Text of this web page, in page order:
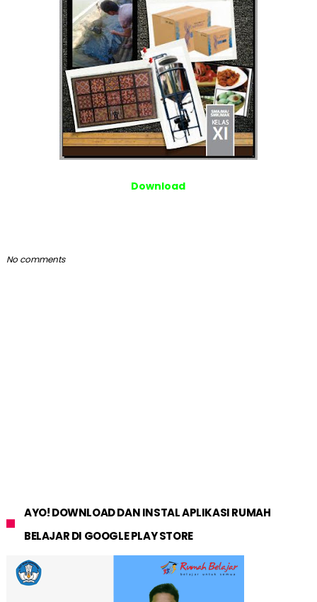
Download
No comments
AYO! DOWNLOAD DAN INSTAL APLIKASI RUMAH
BELAJAR DI GOOGLE PLAY STORE